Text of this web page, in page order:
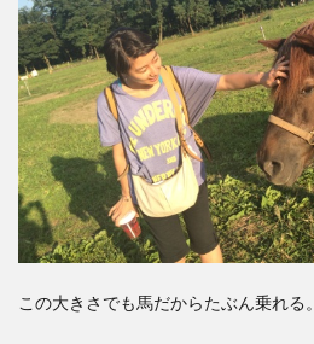
この大きさでも馬だからたぶん乗れる。